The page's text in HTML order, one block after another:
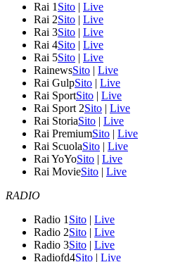
Rai 1 Sito | Live
Rai 2Sito | Live
Rai 3Sito | Live
Rai 4Sito | Live
Rai 5Sito | Live
RainewsSito | Live
Rai GulpSito | Live
Rai SportSito | Live
Rai Sport 2Sito | Live
Rai StoriaSito | Live
Rai PremiumSito | Live
Rai ScuolaSito | Live
Rai YoYoSito | Live
Rai MovieSito | Live
RADIO
Radio 1 Sito | Live
Radio 2Sito | Live
Radio 3Sito | Live
Radiofd4Sito | Live